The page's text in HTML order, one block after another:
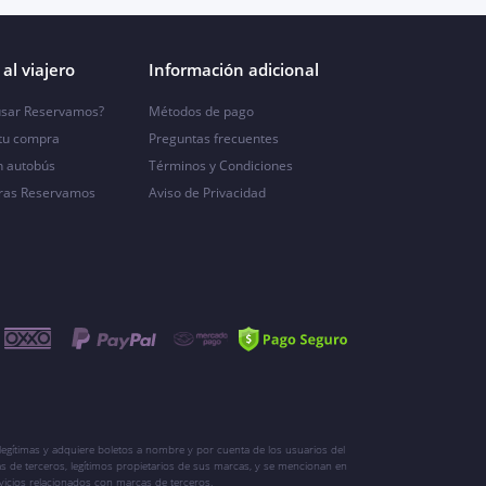
viajero
Reservamos?
compra
autobús
Reservamos
Información adicional
Métodos de pago
Preguntas frecuentes
Términos y Condiciones
Aviso de Privacidad
y adquiere boletos a nombre y por cuenta de los usuarios del
terceros, legítimos propietarios de sus marcas, y se mencionan en
relacionados con marcas de terceros.